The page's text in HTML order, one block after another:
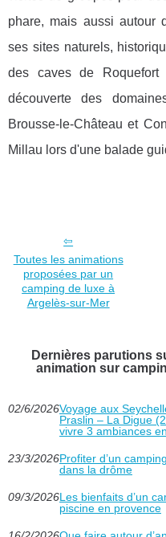
phare, mais aussi autour
ses sites naturels,
des caves de Roquefort
découverte des
Brousse-le-Château et
Millau lors d'une balade
Toutes les animations
proposées par un
camping de luxe à
Argelès-sur-Mer
Dernières parutions
animation sur
02/6/2026Voyage aux
Praslin – La Digue
vivre 3 ambiances
23/3/2026Profiter d’un
dans la drôme
09/3/2026Les bienfaits d’un
piscine en provence